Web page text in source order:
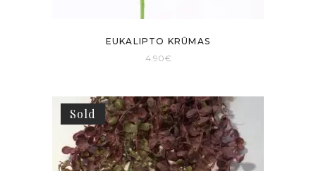
EUKALIPTO KRŪMAS
4.90€
Sold